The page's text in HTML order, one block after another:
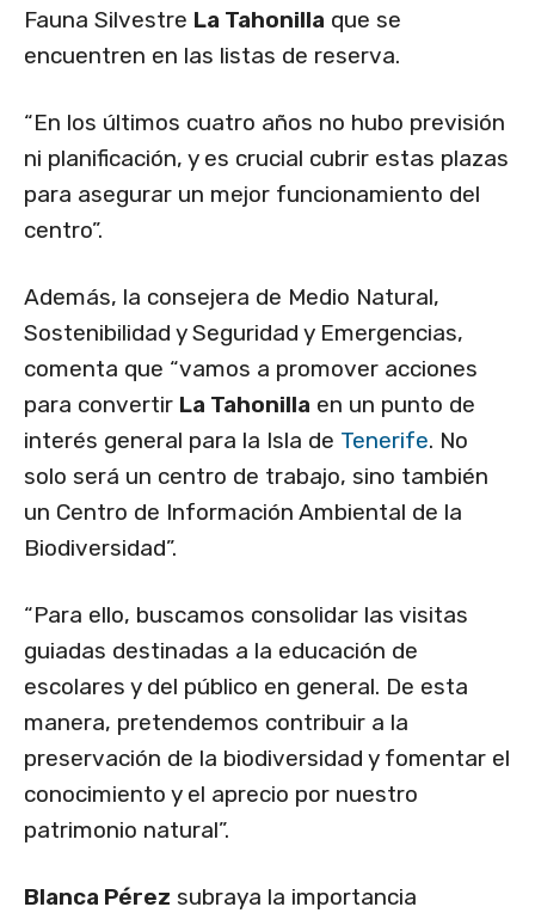
Fauna Silvestre La Tahonilla que se
encuentren en las listas de reserva.
“En los últimos cuatro años no hubo previsión
ni planificación, y es crucial cubrir estas plazas
para asegurar un mejor funcionamiento del
centro”.
Además, la consejera de Medio Natural,
Sostenibilidad y Seguridad y Emergencias,
comenta que “vamos a promover acciones
para convertir La Tahonilla en un punto de
interés general para la Isla de Tenerife. No
solo será un centro de trabajo, sino también
un Centro de Información Ambiental de la
Biodiversidad”.
“Para ello, buscamos consolidar las visitas
guiadas destinadas a la educación de
escolares y del público en general. De esta
manera, pretendemos contribuir a la
preservación de la biodiversidad y fomentar el
conocimiento y el aprecio por nuestro
patrimonio natural”.
Blanca Pérez subraya la importancia